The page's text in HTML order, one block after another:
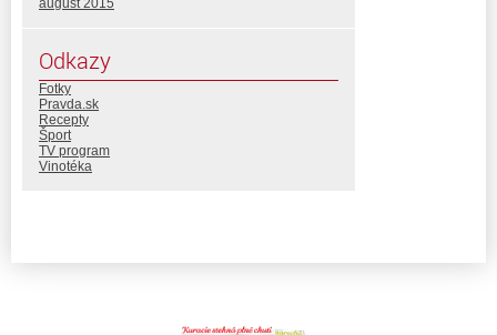
august 2015
Odkazy
Fotky
Pravda.sk
Recepty
Šport
TV program
Vinotéka